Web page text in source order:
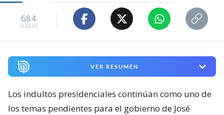
684
visitas
VER RESUMEN
Los indultos presidenciales continúan como uno de
los temas pendientes para el gobierno de José